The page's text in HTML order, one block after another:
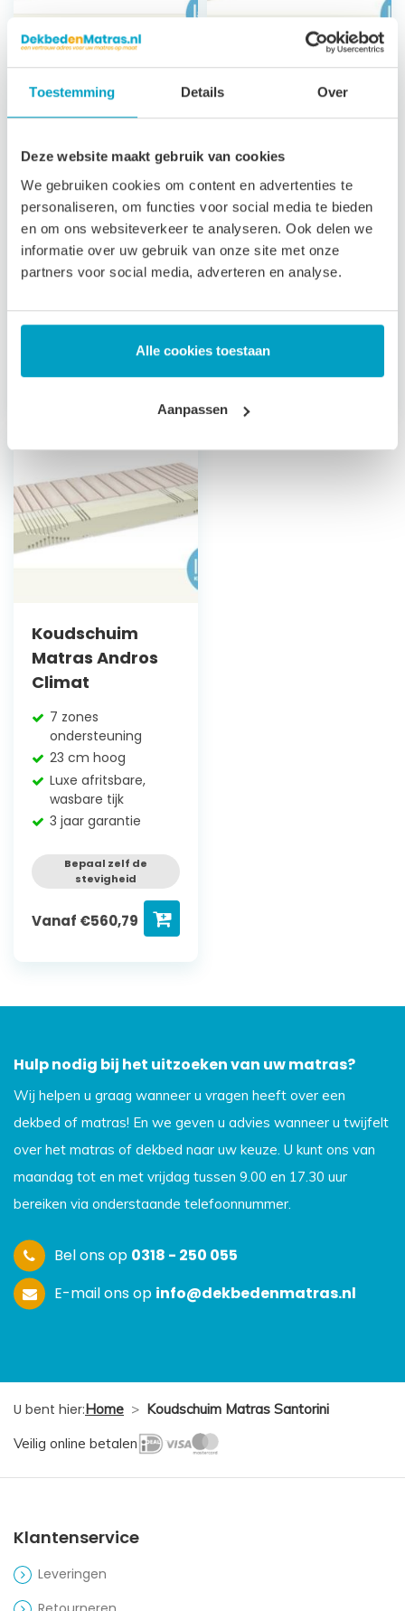
Toestemming Details Over
Deze website maakt gebruik van cookies
We gebruiken cookies om content en advertenties te
personaliseren, om functies voor social media te bieden
en om ons websiteverkeer te analyseren. Ook delen we
informatie over uw gebruik van onze site met onze
partners voor social media, adverteren en analyse.
Alle cookies toestaan
Aanpassen
Matras Milos
ondersteuning
21 cm hoog
Afritsbare, wasbare
tijk
3 jaar garantie
Matras Andros
7 zones
ondersteuning
23 cm hoog
Satijn afritsbare,
wasbare tijk
3 jaar garantie
Bepaal zelf de
stevigheid
Koudschuim
Matras Andros
Climat
7 zones
ondersteuning
23 cm hoog
Luxe afritsbare,
wasbare tijk
3 jaar garantie
Bepaal zelf de
stevigheid
Vanaf €560,79
Hulp nodig bij het uitzoeken van uw matras?
Wij helpen u graag wanneer u vragen heeft over een
dekbed of matras! En we geven u advies wanneer u twijfelt
over het matras of dekbed naar uw keuze. U kunt ons van
maandag tot en met vrijdag tussen 9.00 en 17.30 uur
bereiken via onderstaande telefoonnummer.
Bel ons op 0318 - 250 055
E-mail ons op info@dekbedenmatras.nl
U bent hier:Home > Koudschuim Matras Santorini
Veilig online betalen
Klantenservice
Leveringen